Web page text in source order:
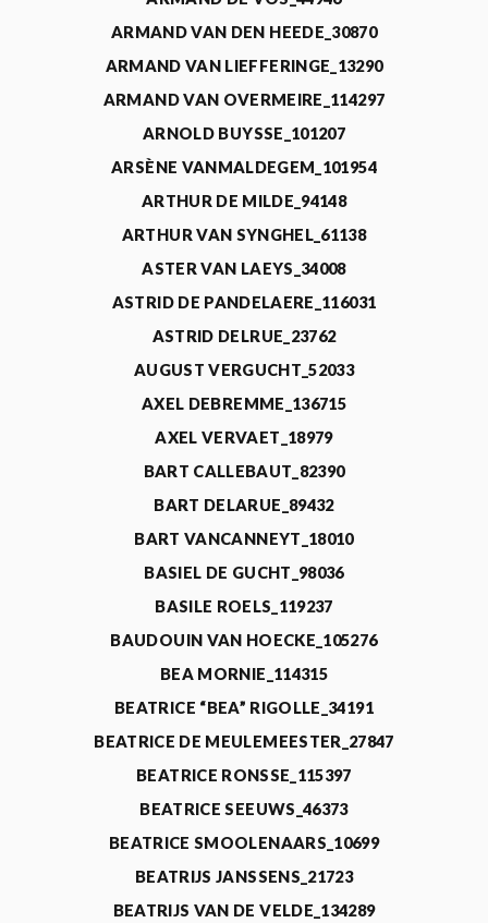
ARMAND VAN DEN HEEDE_30870
ARMAND VAN LIEFFERINGE_13290
ARMAND VAN OVERMEIRE_114297
ARNOLD BUYSSE_101207
ARSÈNE VANMALDEGEM_101954
ARTHUR DE MILDE_94148
ARTHUR VAN SYNGHEL_61138
ASTER VAN LAEYS_34008
ASTRID DE PANDELAERE_116031
ASTRID DELRUE_23762
AUGUST VERGUCHT_52033
AXEL DEBREMME_136715
AXEL VERVAET_18979
BART CALLEBAUT_82390
BART DELARUE_89432
BART VANCANNEYT_18010
BASIEL DE GUCHT_98036
BASILE ROELS_119237
BAUDOUIN VAN HOECKE_105276
BEA MORNIE_114315
BEATRICE “BEA” RIGOLLE_34191
BEATRICE DE MEULEMEESTER_27847
BEATRICE RONSSE_115397
BEATRICE SEEUWS_46373
BEATRICE SMOOLENAARS_10699
BEATRIJS JANSSENS_21723
BEATRIJS VAN DE VELDE_134289